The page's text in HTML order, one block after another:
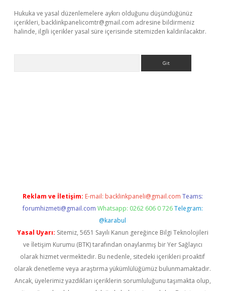
Hukuka ve yasal düzenlemelere aykırı olduğunu düşündüğünüz
içerikleri, backlinkpanelicomtr@gmail.com adresine bildirmeniz
halinde, ilgili içerikler yasal süre içerisinde sitemizden kaldırılacaktır.
Reklam ve İletişim: E-mail: backlinkpaneli@gmail.com Teams:
forumhizmeti@gmail.com Whatsapp: 0262 606 0 726 Telegram:
@karabul
Yasal Uyarı: Sitemiz, 5651 Sayılı Kanun gereğince Bilgi Teknolojileri
ve İletişim Kurumu (BTK) tarafından onaylanmış bir Yer Sağlayıcı
olarak hizmet vermektedir. Bu nedenle, sitedeki içerikleri proaktif
olarak denetleme veya araştırma yükümlülüğümüz bulunmamaktadır.
Ancak, üyelerimiz yazdıkları içeriklerin sorumluluğunu taşımakta olup,